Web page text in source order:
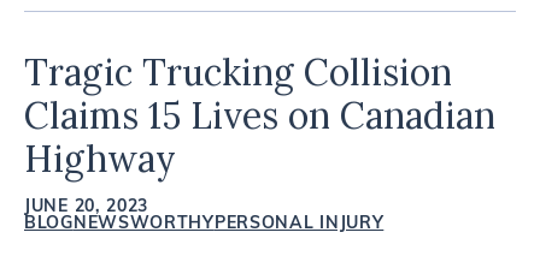
Tragic Trucking Collision
Claims 15 Lives on Canadian
Highway
JUNE 20, 2023
BLOGNEWSWORTHY PERSONAL INJURY